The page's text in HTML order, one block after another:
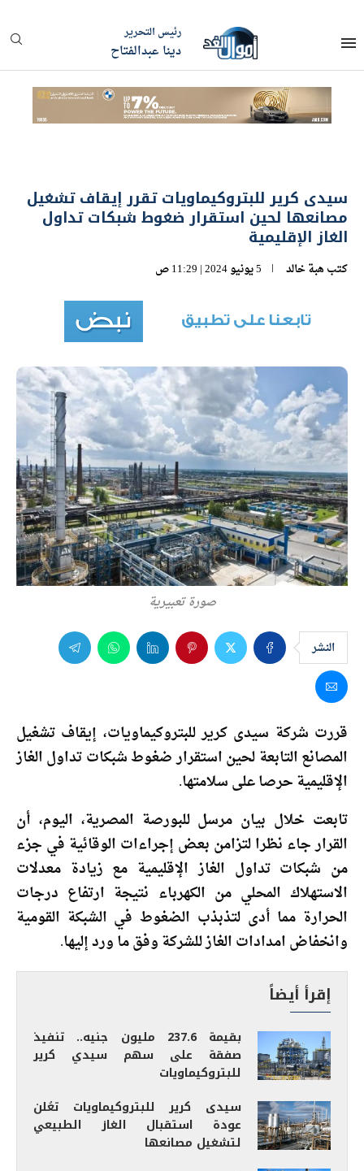
رئيس التحرير
دينا عبدالفتاح
سيدى كرير للبتروكيماويات تقرر إيقاف تشغيل
مصانعها لحين استقرار ضغوط شبكات تداول
الغاز الإقليمية
كتب هبة خالد 5 يونيو 2024 | 11:29 ص
صورة تعبيرية
النشر
قررت شركة سيدى كرير للبتروكيماويات، إيقاف تشغيل
المصانع التابعة لحين استقرار ضغوط شبكات تداول الغاز
الإقليمية حرصا على سلامتها.
تابعت خلال بيان مرسل للبورصة المصرية، اليوم، أن
القرار جاء نظرا لتزامن بعض إجراءات الوقائية في جزء
من شبكات تداول الغاز الإقليمية مع زيادة معدلات
الاستهلاك المحلي من الكهرباء نتيجة ارتفاع درجات
الحرارة مما أدى لتذبذب الضغوط في الشبكة القومية
وانخفاض امدادات الغاز للشركة وفق ما ورد إليها.
إقرأ أيضاً
بقيمة 237.6 مليون جنيه.. تنفيذ
صفقة على سهم سيدي كرير
للبتروكيماويات
سيدى كرير للبتروكيماويات تعُلن
عودة استقبال الغاز الطبيعي
لتشغيل مصانعها